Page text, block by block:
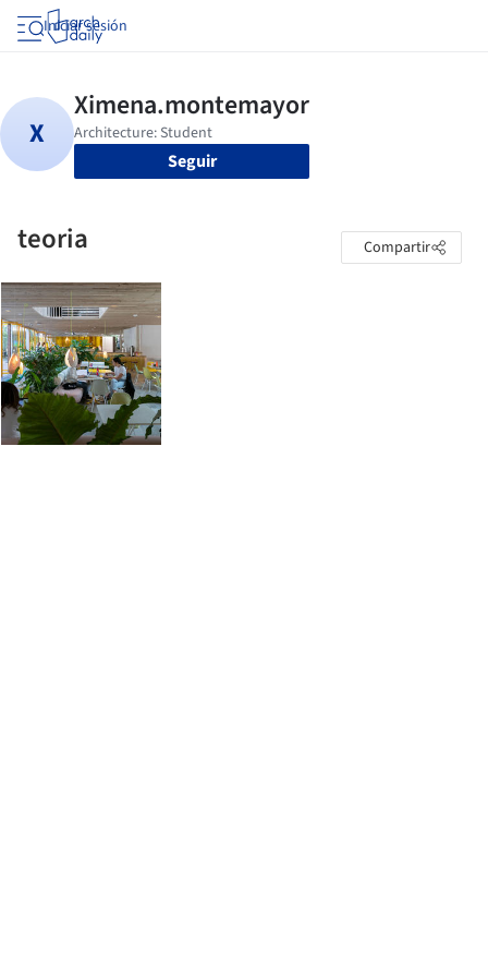
Iniciar sesión
Seguir
teoria Compartir